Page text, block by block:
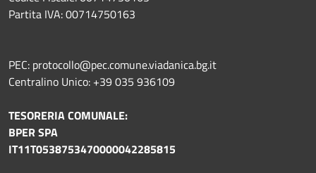
Partita IVA: 00714750163
PEC: protocollo@pec.comune.viadanica.bg.it
Centralino Unico: +39 035 936109
TESORERIA COMUNALE:
BPER SPA
IT11T0538753470000042285815